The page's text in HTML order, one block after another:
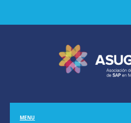
MENU